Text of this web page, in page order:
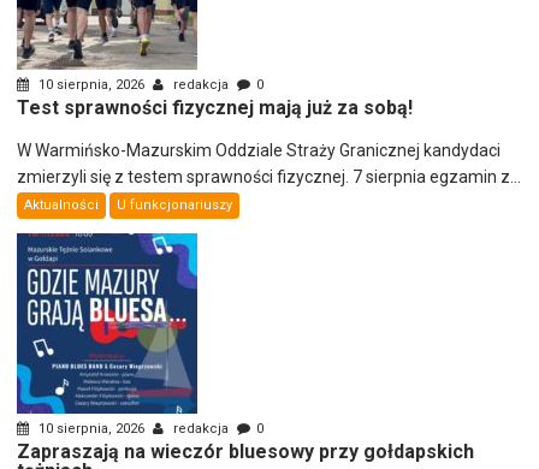
10 sierpnia, 2026 redakcja 0
Test sprawności fizycznej mają już za sobą!
W Warmińsko-Mazurskim Oddziale Straży Granicznej kandydaci
zmierzyli się z testem sprawności fizycznej. 7 sierpnia egzamin z...
Aktualności U funkcjonariuszy
10 sierpnia, 2026 redakcja 0
Zapraszają na wieczór bluesowy przy gołdapskich